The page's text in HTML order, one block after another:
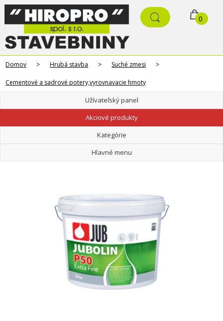
0
Domov > Hrubá stavba > Suché zmesi >
Cementové a sadrové potery,vyrovnavacie hmoty
Užívateľský panel
Akciové produkty
Kategórie
Hlavné menu